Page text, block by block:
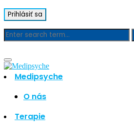
Medipsyche
O nás
Terapie
Blog
Hľadať